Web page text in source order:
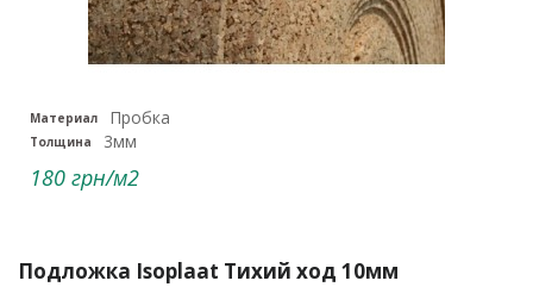
Материал Пробка
Толщина 3мм
180 грн/м2
Подложка Isoplaat Тихий ход 10мм